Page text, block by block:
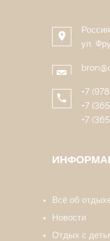
ул.
+7
+7
+7
Всё об
Новости
Отдых с